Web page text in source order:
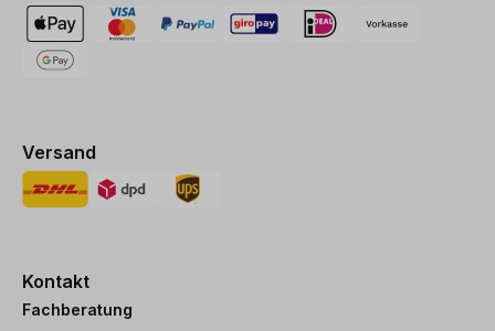
Versand
Kontakt
Fachberatung